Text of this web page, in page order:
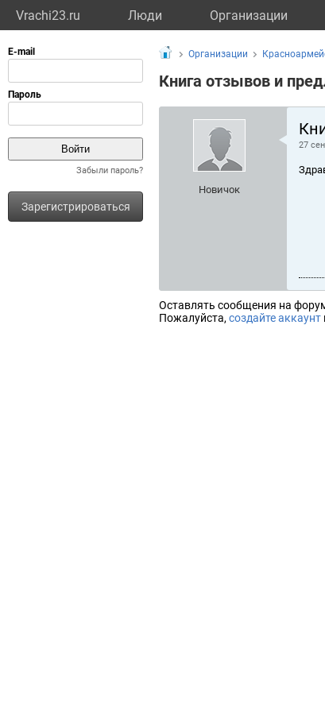
Vrachi23.ru Люди Организации
Забыли пароль?
Зарегистрироваться
Организации
Книга отзывов и
Новичок
27
Оставлять сообщения на
Пожалуйста, создайте аккаунт